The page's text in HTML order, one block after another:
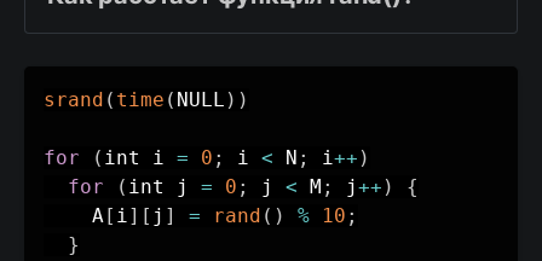
srand ( time ( NULL ) )
for ( int i = 0 ; i < N ; i++ )
for
( int j = 0 ; j < M ; j++ )
{
    A
[ i] [ j ] = rand ( ) % 10 ;
}